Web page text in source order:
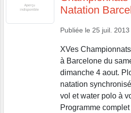
Natation
Publiée le 25 juil. 2013
XVes
à Barcelone du
dimanche 4 aout.
natation
vol et water polo à
Programme complet